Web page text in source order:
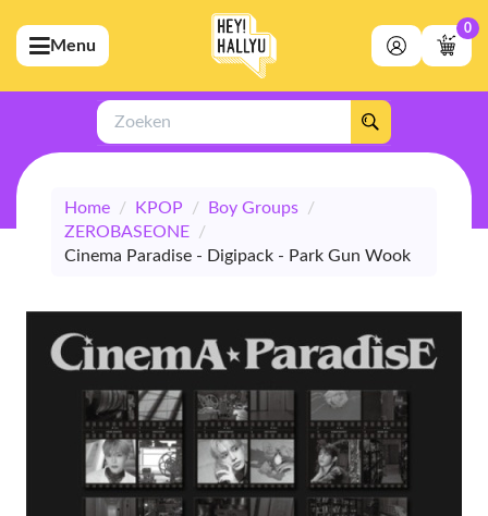
(Artiesten)
(Merchandise)
(Exclusive)
(Winkel)
Menu
0
Zoeken
Home / KPOP / Boy Groups
/
ZEROBASEONE
/
Cinema Paradise - Digipack - Park Gun Wook